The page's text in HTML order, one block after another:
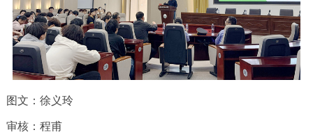
图文：徐义玲
审核：程甫